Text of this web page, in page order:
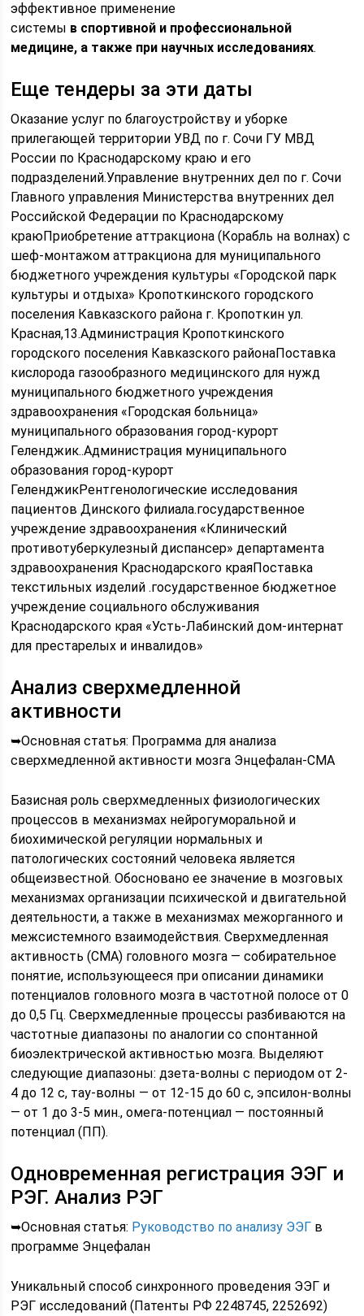
эффективное применение
системы в спортивной и профессиональной
медицине, а также при научных исследованиях.
Еще тендеры за эти даты
Оказание услуг по благоустройству и уборке
прилегающей территории УВД по г. Сочи ГУ МВД
России по Краснодарскому краю и его
подразделений.Управление внутренних дел по г. Сочи
Главного управления Министерства внутренних дел
Российской Федерации по Краснодарскому
краюПриобретение аттракциона (Корабль на волнах) с
шеф-монтажом аттракциона для муниципального
бюджетного учреждения культуры «Городской парк
культуры и отдыха» Кропоткинского городского
поселения Кавказского района г. Кропоткин ул.
Красная,13.Администрация Кропоткинского
городского поселения Кавказского районаПоставка
кислорода газообразного медицинского для нужд
муниципального бюджетного учреждения
здравоохранения «Городская больница»
муниципального образования город-курорт
Геленджик..Администрация муниципального
образования город-курорт
ГеленджикРентгенологические исследования
пациентов Динского филиала.государственное
учреждение здравоохранения «Клинический
противотуберкулезный диспансер» департамента
здравоохранения Краснодарского краяПоставка
текстильных изделий .государственное бюджетное
учреждение социального обслуживания
Краснодарского края «Усть-Лабинский дом-интернат
для престарелых и инвалидов»
Анализ сверхмедленной
активности
➥Основная статья: Программа для анализа
сверхмедленной активности мозга Энцефалан-СМА
Базисная роль сверхмедленных физиологических
процессов в механизмах нейрогуморальной и
биохимической регуляции нормальных и
патологических состояний человека является
общеизвестной. Обосновано ее значение в мозговых
механизмах организации психической и двигательной
деятельности, а также в механизмах межорганного и
межсистемного взаимодействия. Сверхмедленная
активность (СМА) головного мозга — собирательное
понятие, использующееся при описании динамики
потенциалов головного мозга в частотной полосе от 0
до 0,5 Гц. Сверхмедленные процессы разбиваются на
частотные диапазоны по аналогии со спонтанной
биоэлектрической активностью мозга. Выделяют
следующие диапазоны: дзета-волны с периодом от 2-
4 до 12 с, тау-волны — от 12-15 до 60 с, эпсилон-волны
— от 1 до 3-5 мин., омега-потенциал — постоянный
потенциал (ПП).
Одновременная регистрация ЭЭГ и
РЭГ. Анализ РЭГ
➥Основная статья: Руководство по анализу ЭЭГ в
программе Энцефалан
Уникальный способ синхронного проведения ЭЭГ и
РЭГ исследований (Патенты РФ 2248745, 2252692)